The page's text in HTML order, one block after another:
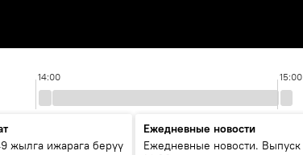
14:00 15:00
жылга ижарага берүү
Ежедневные новости
Ежедневные новости. Выпуск